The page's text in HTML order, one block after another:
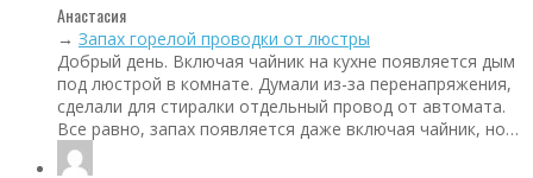
Анастасия
→ Запах горелой проводки от люстры
Добрый день. Включая чайник на кухне появляется дым
под люстрой в комнате. Думали из-за перенапряжения,
сделали для стиралки отдельный провод от автомата.
Все равно, запах появляется даже включая чайник, но…